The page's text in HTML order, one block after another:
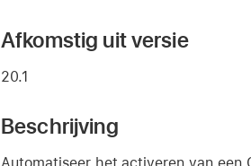
Afkomstig uit versie
20.1
Beschrijving